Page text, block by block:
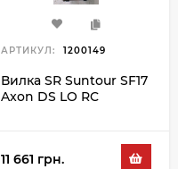
АРТИКУЛ: 1200149
Вилка SR Suntour SF17
Axon DS LO RC
11 661 грн.